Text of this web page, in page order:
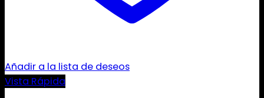
Añadir a la lista de deseos
Vista Rápida